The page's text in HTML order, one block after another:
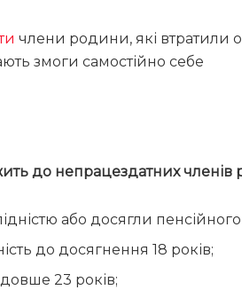
члени родини, які втратили
змоги самостійно себе
до непрацездатних членів
або досягли пенсійного
до досягнення 18 років;
23 років;